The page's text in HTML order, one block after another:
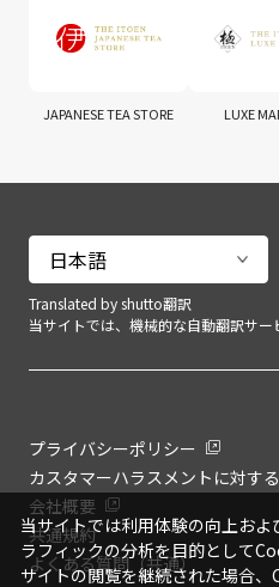
Translated by shutto翻訳
当サイトでは、機械的な自動翻訳サー
JAPANESE TEA STORE LUXE
プライバシーポリシー
カスタマーハラスメントに対す
会社概要
共通規約
よくある質問（共通）
当サイトでは利用体験の向上お
ラフィックの分析を目的として
サイトの閲覧を継続された場合